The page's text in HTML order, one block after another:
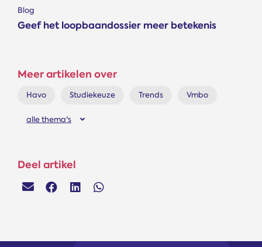
Blog
Geef het loopbaandossier meer betekenis
Meer artikelen over
Havo Studiekeuze Trends Vmbo
alle thema's
Deel artikel